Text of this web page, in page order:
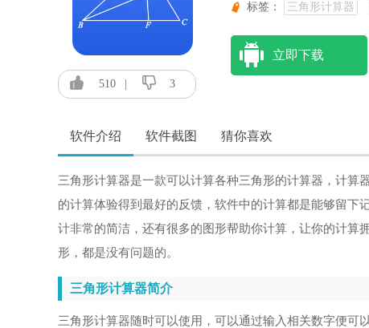
510 3
标签：
三角形计算器
立即下载
软件介绍 软件截图 猜你喜欢
三角形计算器是一款可以计算各种三角形的计算器，计
的计算体验得到最好的反馈，软件中的计算都是能够留下
计非常的简洁，还有很多的图形帮助你计算，让你的计算
形，都是没有问题的。
三角形计算器简介
三角形计算器随时可以使用，可以通过输入相关数字便可